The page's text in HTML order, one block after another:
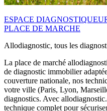
ESPACE
PLACE DE MARCHE
Allodiagnostic, tous les
La place de marché
de diagnostic immobilier
couverture nationale, nos
votre ville (Paris, Lyon,
diagnostics. Avec
technique complet pour